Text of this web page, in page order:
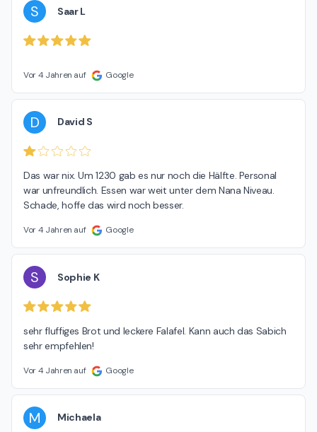
S Saar L
Vor 4 Jahren auf Google
D David S
Das war nix. Um 1230 gab es nur noch die Hälfte. Personal
war unfreundlich. Essen war weit unter dem Nana Niveau.
Schade, hoffe das wird noch besser.
Vor 4 Jahren auf Google
S Sophie K
sehr fluffiges Brot und leckere Falafel. Kann auch das Sabich
sehr empfehlen!
Vor 4 Jahren auf Google
M Michaela